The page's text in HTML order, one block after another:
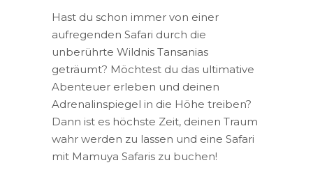
Hast du schon immer von einer
aufregenden Safari durch die
unberührte Wildnis Tansanias
geträumt? Möchtest du das ultimative
Abenteuer erleben und deinen
Adrenalinspiegel in die Höhe treiben?
Dann ist es höchste Zeit, deinen Traum
wahr werden zu lassen und eine Safari
mit Mamuya Safaris zu buchen!